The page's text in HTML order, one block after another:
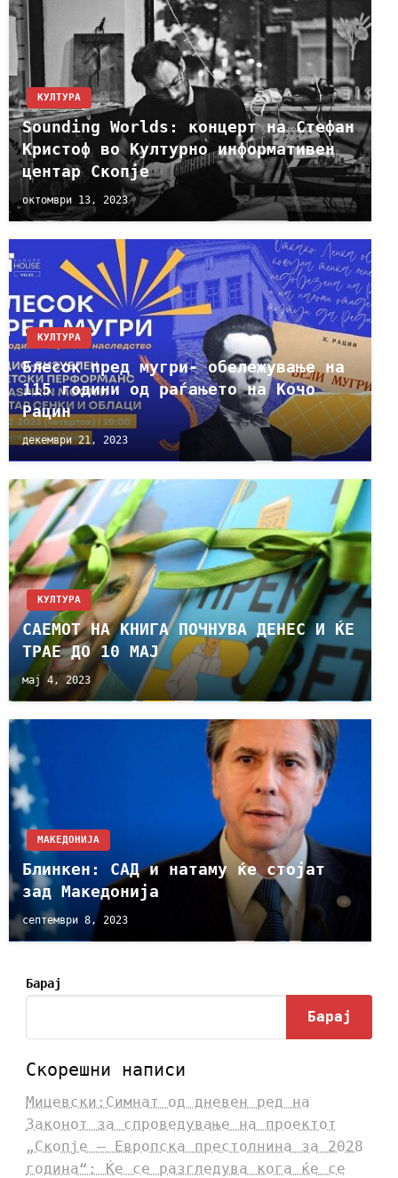
КУЛТУРА
Sounding Worlds: концерт на Стефан
Кристоф во Културно информативен
центар Скопје
октомври 13, 2023
КУЛТУРА
Блесок пред мугри- обележување на
115 години од раѓањето на Кочо
Рацин
декември 21, 2023
КУЛТУРА
САЕМOT НА КНИГА ПОЧНУВА ДЕНЕС И ЌЕ
ТРАЕ ДО 10 МАЈ
мај 4, 2023
МАКЕДОНИЈА
Блинкен: САД и натаму ќе стојат
зад Македонија
септември 8, 2023
Барај
Барај
Скорешни написи
Мицевски:Симнат од дневен ред на
Законот за спроведување на проектот
„Скопје – Европска престолнина за 2028
година“: Ќе се разгледува кога ќе се